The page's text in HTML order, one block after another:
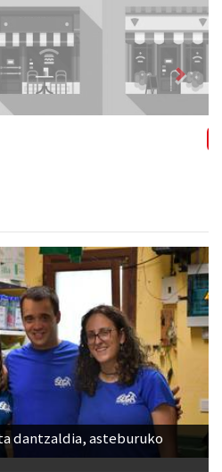
Next
dantzaldia, asteburuko